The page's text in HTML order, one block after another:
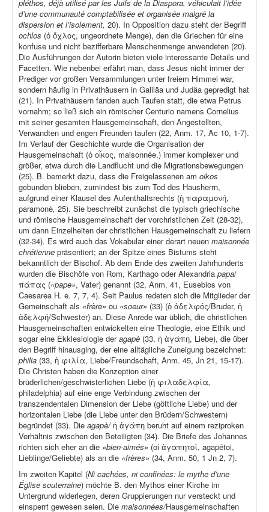
pléthos, déjà utilisé par les Juifs de la Diaspora, véhiculait l’idée
d’une communauté comptabilisée et organisée malgré la
dispersion et l’isolement, 20). In Opposition dazu steht der Begriff
ochlos (ὁ ὄχλος, ungeordnete Menge), den die Griechen für eine
konfuse und nicht bezifferbare Menschenmenge anwendeten (20).
Die Ausführungen der Autorin bieten viele interessante Details und
Facetten. Wie nebenbei erfährt man, dass Jesus nicht immer der
Prediger vor großen Versammlungen unter freiem Himmel war,
sondern häufig in Privathäusern in Galiläa und Judäa gepredigt hat
(21). In Privathäusern fanden auch Taufen statt, die etwa Petrus
vornahm; so ließ sich ein römischer Centurio namens Cornelius
mit seiner gesamten Hausgemeinschaft, den Angestellten,
Verwandten und engen Freunden taufen (22, Anm. 17, Ac 10, 1-7).
Im Verlauf der Geschichte wurde die Organisation der
Hausgemeinschaft (ὁ οἶκος, maisonnée,) immer komplexer und
größer, etwa durch die Landflucht und die Migrationsbewegungen
(25). B. bemerkt dazu, dass die Freigelassenen am oikos
gebunden blieben, zumindest bis zum Tod des Hausherrn,
aufgrund einer Klausel des Aufenthaltsrechts (ἡ παραμονή,
paramonè, 25). Sie beschreibt zunächst die typisch griechische
und römische Hausgemeinschaft der vorchristlichen Zeit (28-32),
um dann Einzelheiten der christlichen Hausgemeinschaft zu liefern
(32-34). Es wird auch das Vokabular einer derart neuen maisonnée
chrétienne präsentiert; an der Spitze eines Bistums steht
bekanntlich der Bischof. Ab dem Ende des zweiten Jahrhunderts
wurden die Bischöfe von Rom, Karthago oder Alexandria papa/
πάπας («pape», Vater) genannt (32, Anm. 41, Eusebios von
Caesarea H. e. 7, 7, 4). Seit Paulus redeten sich die Mitglieder der
Gemeinschaft als «frère» ou «soeur» (33) (ὁ ἀδελφός/Bruder, ἡ
ἀδελφή/Schwester) an. Diese Anrede war üblich, die christlichen
Hausgemeinschaften entwickelten eine Theologie, eine Ethik und
sogar eine Ekklesiologie deragapè (33, ἡ ἀγάπη, Liebe), die über
den Begriff hinausging, der eine alltägliche Zuneigung bezeichnet:
philia (33, ἡ φιλία, Liebe/Freundschaft, Anm. 45, Jn 21, 15-17).
Die Christen haben die Konzeption einer
brüderlichen/geschwisterlichen Liebe (ἡ φιλαδελφία,
philadelphia) auf eine enge Verbindung zwischen der
transzendentalen Dimension der Liebe (göttliche Liebe) und der
horizontalen Liebe (die Liebe unter den Brüdern/Schwestern)
begründet (33). Die agapè/ἡ ἀγάπη beruht auf einem reziproken
Verhältnis zwischen den Beteiligten (34). Die Briefe des Johannes
richten sich eher an die «bien-aimés» (οἱ ἀγαπητοί, agapétoi,
Lieblinge/Geliebte) als an die «frères» (34, Anm. 50, 1 Jn 2, 7).
Im zweiten Kapitel (Ni cachées, ni confinées: le mythe d’une
Église souterraine) möchte B. den Mythos einer Kirche im
Untergrund widerlegen, deren Gruppierungen nur versteckt und
einsperrt gewesen seien. Die maisonnées/Hausgemeinschaften